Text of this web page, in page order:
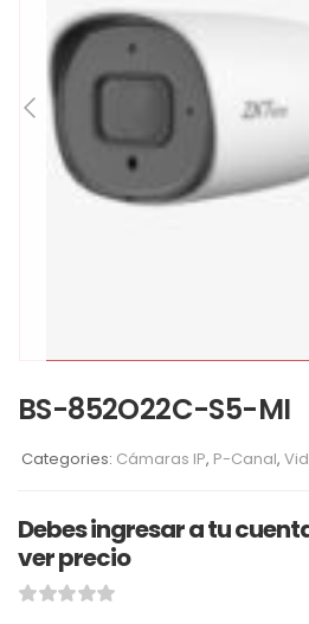
BS-852O22C-S5-MI
Categories: Cámaras IP, P-Canal,
Debes ingresar a tu
ver precio